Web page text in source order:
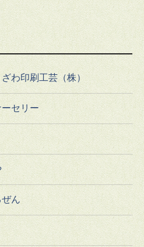
わ印刷工芸（株）
セリー
ん